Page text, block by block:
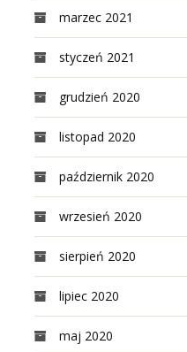
marzec 2021
styczeń 2021
grudzień 2020
listopad 2020
październik 2020
wrzesień 2020
sierpień 2020
lipiec 2020
maj 2020